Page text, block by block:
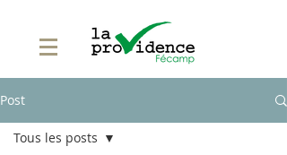
Post
Tous les posts